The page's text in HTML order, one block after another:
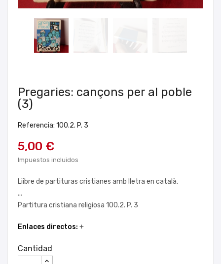
Pregaries: cançons per al poble
(3)
Referencia: 100.2. P. 3
5,00 €
Impuestos incluidos
Liibre de partituras cristianes amb lletra en català.
...
Partitura cristiana religiosa 100.2. P. 3
Enlaces directos: +
Cantidad